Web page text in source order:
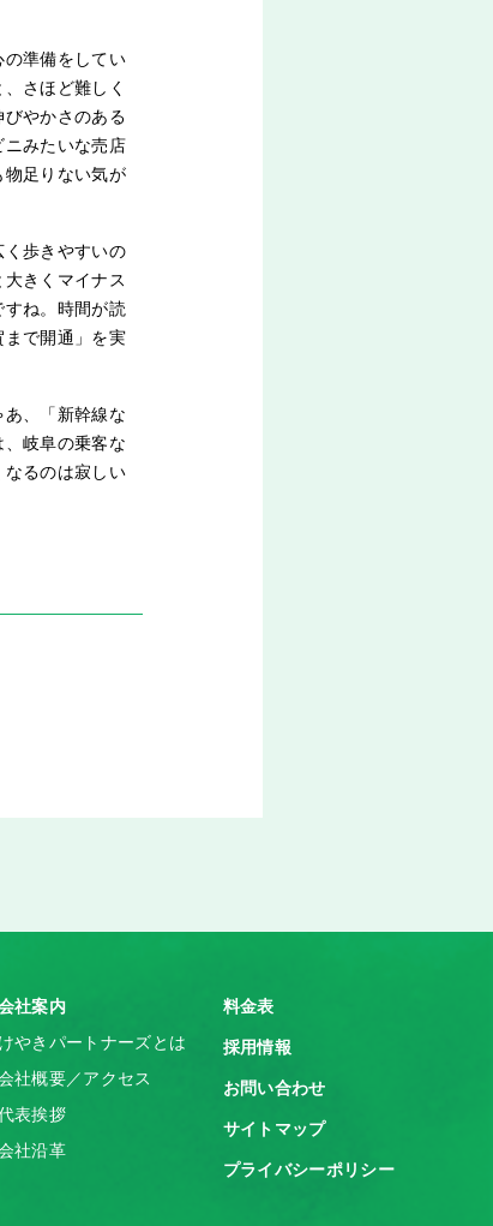
準備をしてい
さほど難しく
やかさのある
ニみたいな売店
物足りない気が
歩きやすいの
きくマイナス
ね。時間が読
で開通」を実
、「新幹線な
岐阜の乗客な
なるのは寂しい
社案内
けやきパートナーズとは
社概要／アクセス
表挨拶
社沿革
料金表
採用情報
お問い合わせ
サイトマップ
プライバシーポリシー